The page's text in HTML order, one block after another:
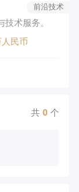
术服务。
前沿技术
民币
共 0 个